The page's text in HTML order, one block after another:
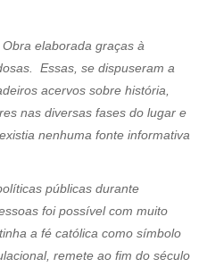
Obra elaborada graças à
Essas, se dispuseram a
acervos sobre história,
nas diversas fases do lugar e
nenhuma fonte informativa
públicas durante
foi possível com muito
a fé católica como símbolo
remete ao fim do século